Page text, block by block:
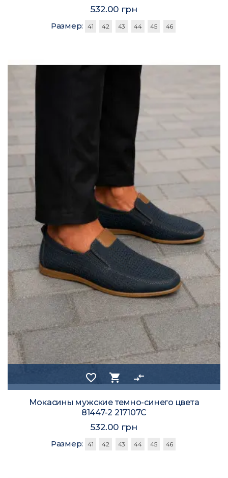
532.00 грн
Размер: 41 42 43 44 45 46
favorite_border shopping_cart compare_arrows
Мокасины мужские темно-синего цвета
81447-2 217107C
532.00 грн
Размер: 41 42 43 44 45 46